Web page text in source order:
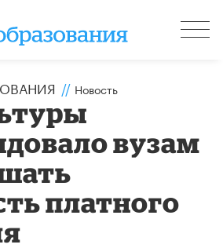
// Новость
вузам
платного